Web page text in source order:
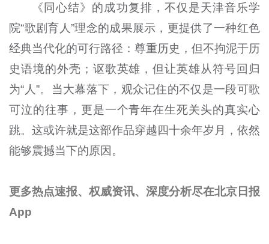
《同心结》的成功复排，不仅是天津音乐学
院“歌剧育人”理念的成果展示，更提供了一种红色
经典当代化的可行路径：尊重历史，但不拘泥于历
史语境的外壳；讴歌英雄，但让英雄从符号回归
为“人”。当大幕落下，观众记住的不仅是一段可歌
可泣的往事，更是一个青年在生死关头的真实心
跳。这或许就是这部作品穿越四十余年岁月，依然
能够震撼当下的原因。
更多热点速报、权威资讯、深度分析尽在北京日报
App